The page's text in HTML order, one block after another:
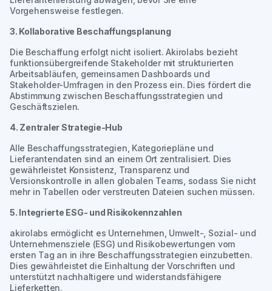
Vorgehensweise festlegen.
3. Kollaborative Beschaffungsplanung
Die Beschaffung erfolgt nicht isoliert. Akirolabs bezieht
funktionsübergreifende Stakeholder mit strukturierten
Arbeitsabläufen, gemeinsamen Dashboards und
Stakeholder-Umfragen in den Prozess ein. Dies fördert die
Abstimmung zwischen Beschaffungsstrategien und
Geschäftszielen.
4. Zentraler Strategie-Hub
Alle Beschaffungsstrategien, Kategoriepläne und
Lieferantendaten sind an einem Ort zentralisiert. Dies
gewährleistet Konsistenz, Transparenz und
Versionskontrolle in allen globalen Teams, sodass Sie nicht
mehr in Tabellen oder verstreuten Dateien suchen müssen.
5. Integrierte ESG- und Risikokennzahlen
akirolabs ermöglicht es Unternehmen, Umwelt-, Sozial- und
Unternehmensziele (ESG) und Risikobewertungen vom
ersten Tag an in ihre Beschaffungsstrategien einzubetten.
Dies gewährleistet die Einhaltung der Vorschriften und
unterstützt nachhaltigere und widerstandsfähigere
Lieferketten.